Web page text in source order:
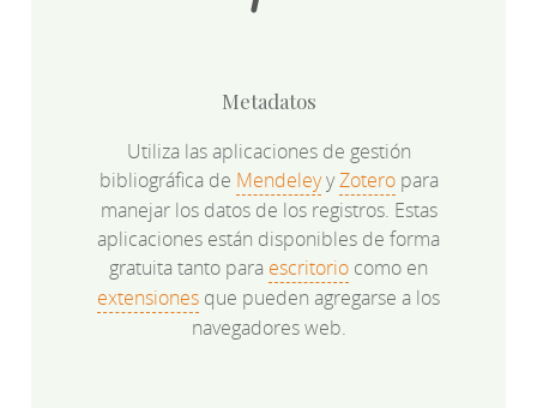
Metadatos
Utiliza las aplicaciones de gestión
bibliográfica de MendeleyyZoteropara
manejar los datos de los registros. Estas
aplicaciones están disponibles de forma
gratuita tanto para escritorio como en
extensiones que pueden agregarse a los
navegadores web.